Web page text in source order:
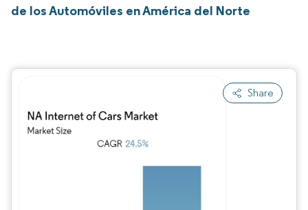
de los Automóviles en América del Norte
Share